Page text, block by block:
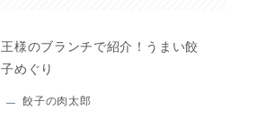
王様のブランチで紹介！うまい餃
子めぐり
餃子の肉太郎